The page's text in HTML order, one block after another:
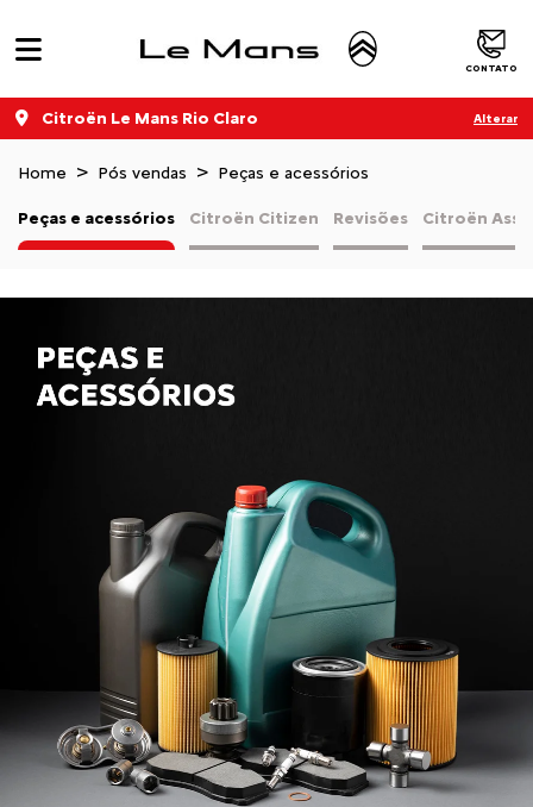
CONTATO
Citroën Le Mans Rio Claro Alterar
Home Pós vendas Peças e acessórios
Citroën Citizen Revisões
Peças e acessórios Citroën